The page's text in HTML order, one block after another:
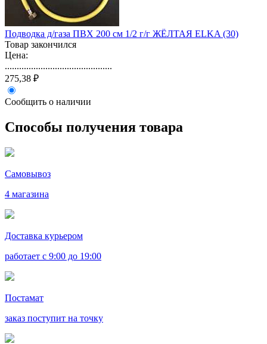
Подводка д/газа ПВХ 200 см 1/2 г/г ЖЁЛТАЯ ELKA (30)
Товар закончился
Цена:
.............................................
275,38 ₽
Сообщить о наличии
Способы получения товара
Самовывоз
4 магазина
Доставка курьером
работает с 9:00 до 19:00
Постамат
заказ поступит на точку